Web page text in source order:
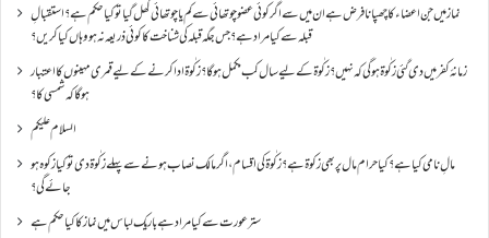
نماز میں جن اعضاء کا چھپانا فرض ہے ان میں سے اگر کوئی عضو چوتھائی سے کم یا چوتھائی کھل گیا تو کیا حکم ہے؟استقبالِ
قبلہ سے کیا مراد ہے؟جس جگہ قبلہ کی شناخت کا کوئی ذریعہ نہ ہو وہاں کیا کریں؟
زمانۂ کفر میں دی گئی زکٰوۃ ہو گی کہ نہیں؟زکٰوۃ کے لیے سال کب مکمل ہو گا؟زکٰوۃ ادا کرنے کے لیے قمری مہینوں کا اعتبار
ہو گا کہ شمسی کا؟
السلام علیکم
مالِ نامی کیا ہے؟ کیا حرام مال پر بھی زکوۃ ہے؟ زکٰوۃ کی اقسام ،اگر مالک نصاب ہونے سے پہلے زکٰوۃ دی تو کیا زکوه ہو
جائےگی؟
ستر عورت سے کیا مراد ہے باریک لباس میں نماز کا کیا حکم ہے